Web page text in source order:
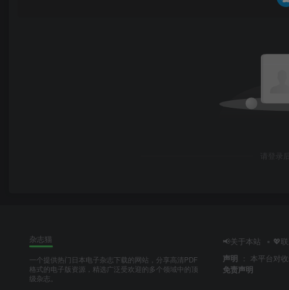
请登录
杂志猫
一个提供热门日本电子杂志下载的网站，分享高清PDF
格式的电子版资源，精选广泛受欢迎的多个领域中的顶
级杂志。
📢关于本站 💖
声明 ： 本平台对
免责声明